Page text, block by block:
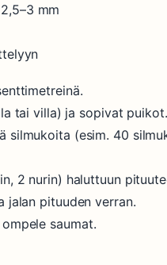
mm
tai villa) ja sopivat puikot.
silmukoita (esim. 40
2 nurin) haluttuun
jalan pituuden verran.
saumat.